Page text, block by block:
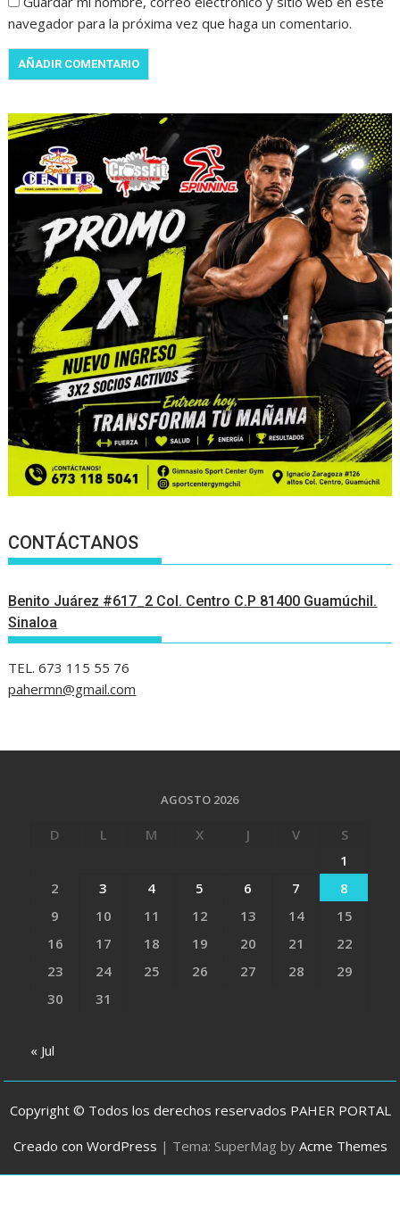
navegador para la próxima vez que haga un comentario.
CONTÁCTANOS
Benito Juárez #617_2 Col. Centro C.P 81400 Guamúchil.
Sinaloa
TEL. 673 115 55 76
pahermn@gmail.com
AGOSTO 2026
D L M X J V
S
1
2
3 4 5 6 7
8
9
10 11 12 13 14
15
16
17 18 19 20 21
22
23
24 25 26 27 28
29
30
31
« Jul
Copyright © Todos los derechos reservados PAHER PORTAL
Creado con WordPress | Tema: SuperMag by Acme Themes